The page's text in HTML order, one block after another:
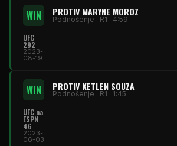
WIN PROTIV MARYNE MOROZ
Podnošenje · R1 · 4:59
UFC
292
2023-
08-19
WIN PROTIV KETLEN SOUZA
Podnošenje · R1 · 1:45
UFC na
ESPN
46
2023-
06-03